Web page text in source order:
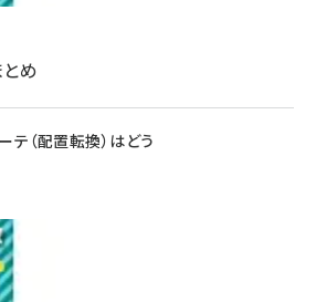
め
（配置転換）はどう